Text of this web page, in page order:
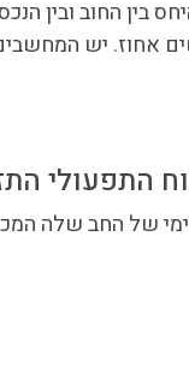
בין החוב ובין
אחוז. יש